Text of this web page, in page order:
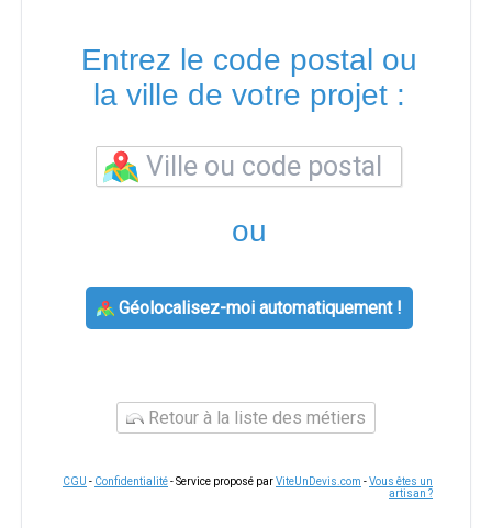
Entrez le code postal ou
la ville de votre projet :
ou
Géolocalisez-moi automatiquement !
Retour à la liste des métiers
CGU - Confidentialité- Service proposé parViteUnDevis.com -Vous êtes un
artisan ?